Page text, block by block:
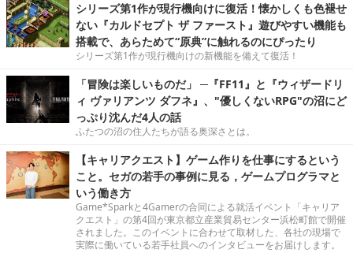
シリーズ第1作が現行機向けに復活！懐かしくも色褪せ
ない『カルドセプト ザ ファースト』遊びやすい機能も
搭載で、あらためて“原典”に触れるのにぴったり
シリーズ第1作が現行機向けの新機能を備えて復活！
「冒険は楽しいものだ」 ─『FF11』と『ウィザードリ
ィ ヴァリアンツ ダフネ』、"優しくないRPG"の沼にど
っぷり沈んだ4人の話
ふたつの沼の住人たちが語る奥深さとは。
【キャリアクエスト】ゲーム作りを仕事にするという
こと。セガの若手の事例に見る，ゲームプログラマと
いう働き方
Game*Sparkと4Gamerの合同による就活イベント「キャリア
クエスト」の第4回が東京都立産業貿易センター浜松町館で開催
されました。このイベントに合わせて取材した、各社の現場で
実際に働いている若手社員へのインタビューをお届けします。